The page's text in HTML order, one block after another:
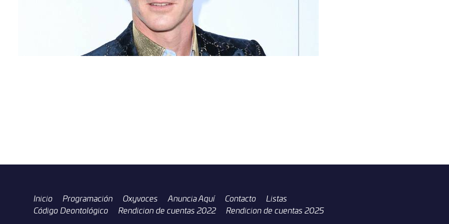
Inicio Programación Oxyvoces Anuncia Aquí Contacto
Listas
Código Deontológico
Rendicion de cuentas 2022 Rendicion de cuentas 2025